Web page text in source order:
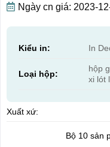
Ngày cn giá: 2023-
Kiểu in: In
Loại hộp:
hộp
xi lót
Xuất xứ:
Bộ 10 sản